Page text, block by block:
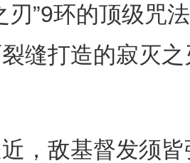
”9环的顶级咒法
缝打造的寂灭
敌基督发须皆